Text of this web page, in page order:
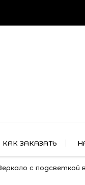
КАК ЗАКАЗАТЬ
с